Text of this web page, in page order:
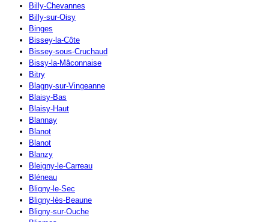
Billy-Chevannes
Billy-sur-Oisy
Binges
Bissey-la-Côte
Bissey-sous-Cruchaud
Bissy-la-Mâconnaise
Bitry
Blagny-sur-Vingeanne
Blaisy-Bas
Blaisy-Haut
Blannay
Blanot
Blanot
Blanzy
Bleigny-le-Carreau
Bléneau
Bligny-le-Sec
Bligny-lès-Beaune
Bligny-sur-Ouche